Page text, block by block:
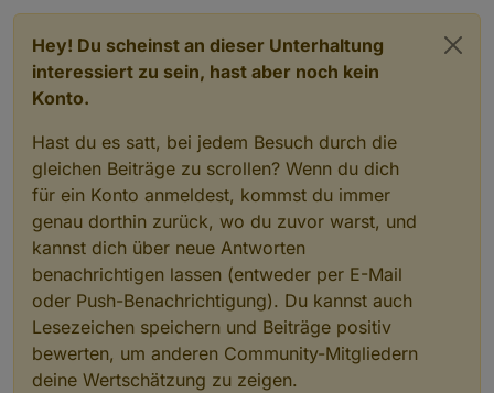
Hey! Du scheinst an dieser Unterhaltung
interessiert zu sein, hast aber noch kein
Konto.
Hast du es satt, bei jedem Besuch durch die
gleichen Beiträge zu scrollen? Wenn du dich
für ein Konto anmeldest, kommst du immer
genau dorthin zurück, wo du zuvor warst, und
kannst dich über neue Antworten
benachrichtigen lassen (entweder per E-Mail
oder Push-Benachrichtigung). Du kannst auch
Lesezeichen speichern und Beiträge positiv
bewerten, um anderen Community-Mitgliedern
deine Wertschätzung zu zeigen.